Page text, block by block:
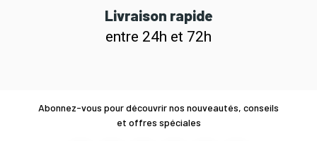
Livraison rapide
entre 24h et 72h
Abonnez-vous pour découvrir nos nouveautés, conseils
et offres spéciales